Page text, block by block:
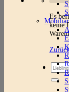
Es
keine
nach:
Mobiliar